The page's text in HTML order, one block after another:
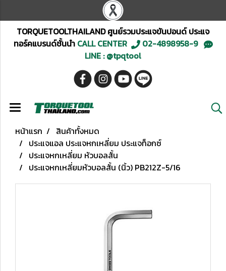
TORQUETOOLTHAILAND ศูนย์รวมประแจขันปอนด์ ประแจ
ทอร์คแบรนด์ชั้นนำCALL CENTER
02-4898958-9
LINE : @tpqtool
หน้าแรก
สินค้าทั้งหมด
ประแจแอล ประแจหกเหลี่ยม ประแจท็อกซ์
ประแจหกเหลี่ยม หัวบอลสั้น
ประแจหกเหลี่ยมหัวบอลสั้น (นิ้ว) PB212Z-5/16